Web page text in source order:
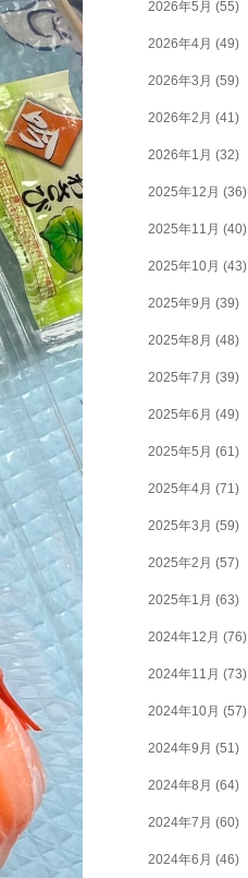
2026年5月 (55)
2026年4月 (49)
2026年3月 (59)
2026年2月 (41)
2026年1月 (32)
2025年12月 (36)
2025年11月 (40)
2025年10月 (43)
2025年9月 (39)
2025年8月 (48)
2025年7月 (39)
2025年6月 (49)
2025年5月 (61)
2025年4月 (71)
2025年3月 (59)
2025年2月 (57)
2025年1月 (63)
2024年12月 (76)
2024年11月 (73)
2024年10月 (57)
2024年9月 (51)
2024年8月 (64)
2024年7月 (60)
2024年6月 (46)